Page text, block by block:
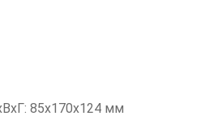
85x170x124 мм